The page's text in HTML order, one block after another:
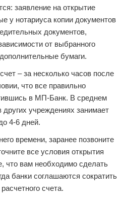
заявление на открытие
у нотариуса копии документов
документов,
от выбранного
бумаги.
– за несколько часов после
что все правильно
в МП-Банк. В среднем
других учреждениях занимает
4-6 дней.
времени, заранее позвоните
все условия открытия
что вам необходимо сделать
банки соглашаются сократить
счета.